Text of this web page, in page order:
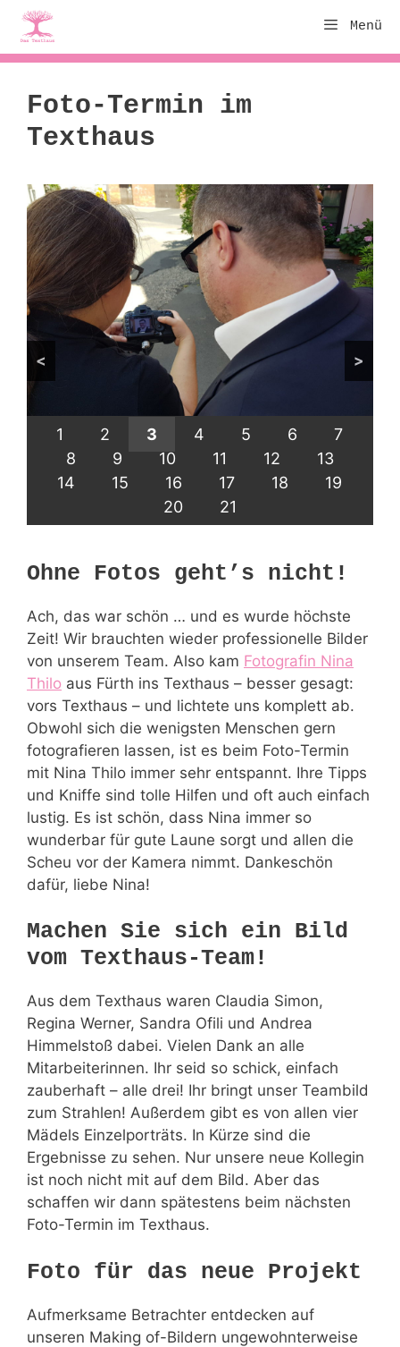
Zum
Inhalt
springen
Menü
Foto-Termin im
Texthaus
< >
1 2 3 4 5 6
7
8
9 10 11 12
13
14
15 16 17 18
19
20
21
Ohne Fotos geht’s nicht!
Ach, das war schön … und es wurde höchste
Zeit! Wir brauchten wieder professionelle Bilder
von unserem Team. Also kam Fotografin Nina
Thilo aus Fürth ins Texthaus – besser gesagt:
vors Texthaus – und lichtete uns komplett ab.
Obwohl sich die wenigsten Menschen gern
fotografieren lassen, ist es beim Foto-Termin
mit Nina Thilo immer sehr entspannt. Ihre Tipps
und Kniffe sind tolle Hilfen und oft auch einfach
lustig. Es ist schön, dass Nina immer so
wunderbar für gute Laune sorgt und allen die
Scheu vor der Kamera nimmt. Dankeschön
dafür, liebe Nina!
Machen Sie sich ein Bild
vom Texthaus-Team!
Aus dem Texthaus waren Claudia Simon,
Regina Werner, Sandra Ofili und Andrea
Himmelstoß dabei. Vielen Dank an alle
Mitarbeiterinnen. Ihr seid so schick, einfach
zauberhaft – alle drei! Ihr bringt unser Teambild
zum Strahlen! Außerdem gibt es von allen vier
Mädels Einzelporträts. In Kürze sind die
Ergebnisse zu sehen. Nur unsere neue Kollegin
ist noch nicht mit auf dem Bild. Aber das
schaffen wir dann spätestens beim nächsten
Foto-Termin im Texthaus.
Foto für das neue Projekt
Aufmerksame Betrachter entdecken auf
unseren Making of-Bildern ungewohnterweise